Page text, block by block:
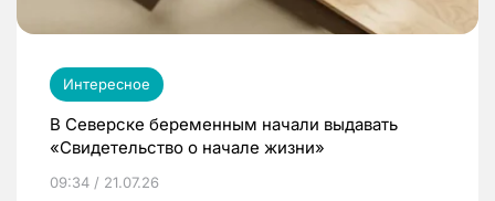
Интересное
В Северске беременным начали выдавать
«Свидетельство о начале жизни»
09:34 / 21.07.26